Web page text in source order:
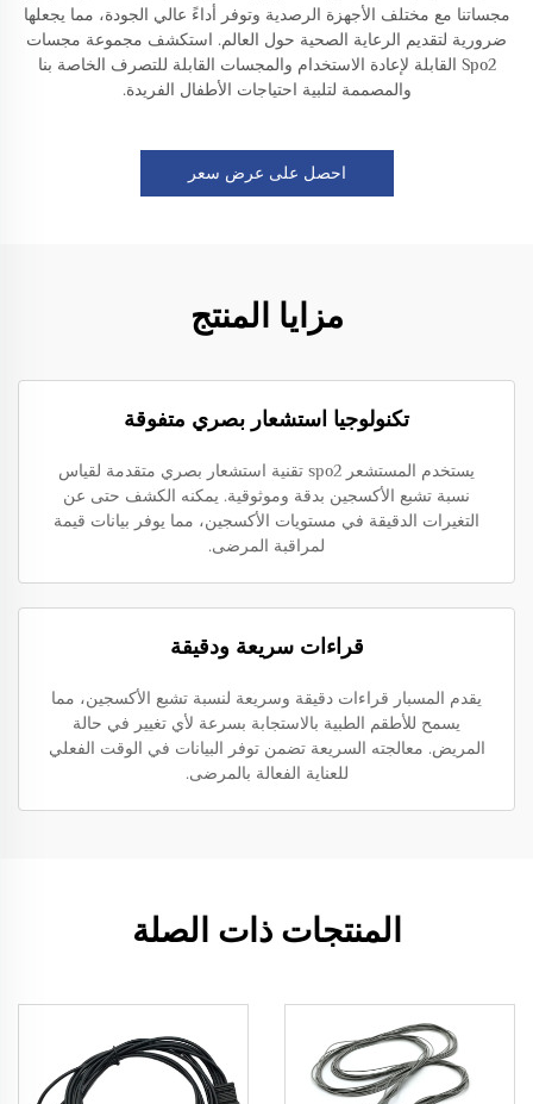
مجساتنا مع مختلف الأجهزة الرصدية وتوفر أداءً عالي الجودة، مما يجعلها
ضرورية لتقديم الرعاية الصحية حول العالم. استكشف مجموعة مجسات
Spo2 القابلة لإعادة الاستخدام والمجسات القابلة للتصرف الخاصة بنا
والمصممة لتلبية احتياجات الأطفال الفريدة.
احصل على عرض سعر
مزايا المنتج
تكنولوجيا استشعار بصري متفوقة
يستخدم المستشعر spo2 تقنية استشعار بصري متقدمة لقياس
نسبة تشبع الأكسجين بدقة وموثوقية. يمكنه الكشف حتى عن
التغيرات الدقيقة في مستويات الأكسجين، مما يوفر بيانات قيمة
لمراقبة المرضى.
قراءات سريعة ودقيقة
يقدم المسبار قراءات دقيقة وسريعة لنسبة تشبع الأكسجين، مما
يسمح للأطقم الطبية بالاستجابة بسرعة لأي تغيير في حالة
المريض. معالجته السريعة تضمن توفر البيانات في الوقت الفعلي
للعناية الفعالة بالمرضى.
المنتجات ذات الصلة